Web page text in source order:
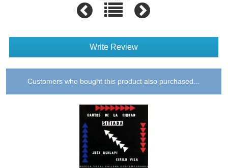
Write Review
Customers who bought this product also purchased...